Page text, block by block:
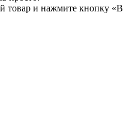
товар и нажмите кнопку